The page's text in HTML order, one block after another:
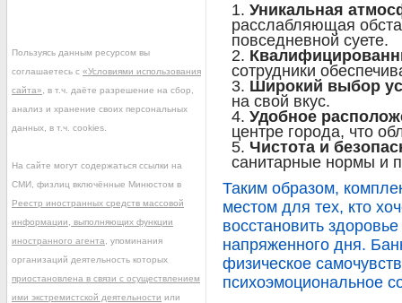
Уникальная
расслабляющая
повседневной суете.
сотрудники
Широкий выбор
на свой вкус.
Удобное
центре города, что
Чистота и
санитарные нормы и
Таким образом,
местом для тех, кто
восстановить
напряженного дня.
физическое
психоэмоциональное
Пользуясь данным ресурсом вы
соглашаетесь с «Условиями использования
сайта» , в т.ч. даёте разрешение на сбор,
анализ и хранение своих персональных
данных, в т.ч. cookies.
На сайте могут содержаться ссылки на
СМИ, физлиц включённые Минюстом в
Реестр иностранных средств массовой
информации, выполняющих функции
иностранного агента , упоминания
организаций деятельность которых
приостановлена в связи с осуществлением
ими экстремистской деятельности или